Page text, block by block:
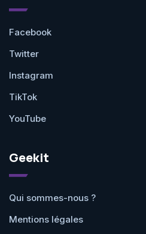
Facebook
Twitter
Instagram
TikTok
YouTube
Geekit
Qui sommes-nous ?
Mentions légales